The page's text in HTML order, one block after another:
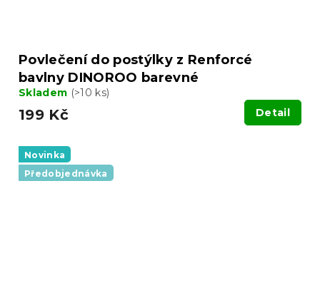
Povlečení do postýlky z Renforcé
bavlny DINOROO barevné
Skladem (>10 ks)
199 Kč Detail
Novinka
Předobjednávka